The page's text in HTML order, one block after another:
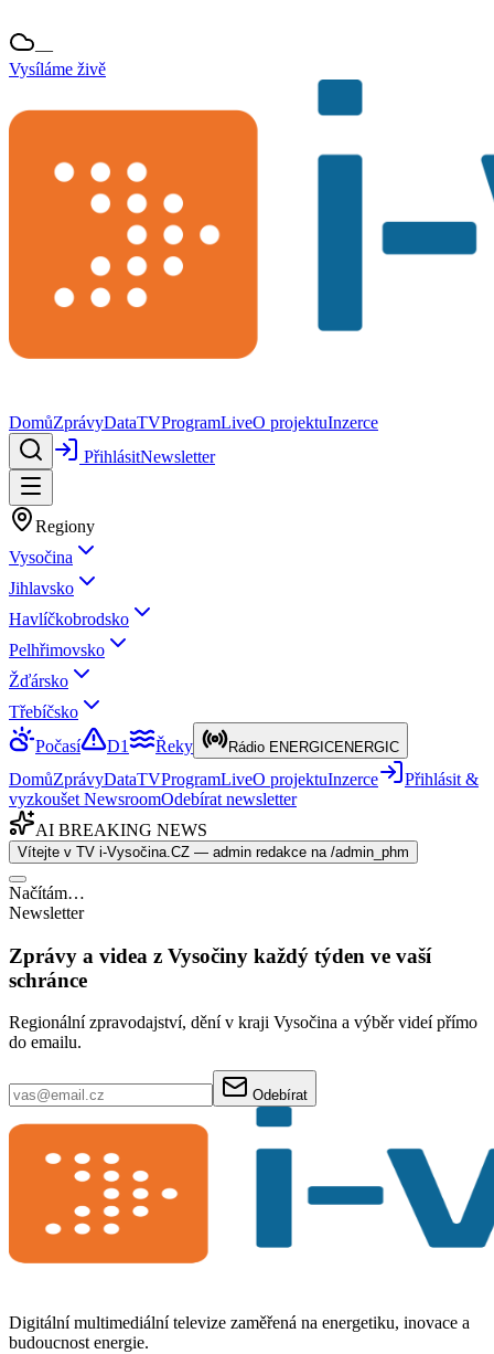
—
Vysíláme živě
DomůZprávyDataTVProgramLiveO projektuInzerce
PřihlásitNewsletter
Regiony
Vysočina
Jihlavsko
Havlíčkobrodsko
Pelhřimovsko
Žďársko
Třebíčsko
Počasí
D1 Řeky Rádio ENERGICENERGIC
DomůZprávyDataTVProgramLiveO projektuInzerce
Přihlásit &
vyzkoušet NewsroomOdebírat newsletter
AI BREAKING NEWS
Vítejte v TV i-Vysočina.CZ — admin redakce na /admin_phm
Načítám…
Newsletter
Zprávy a videa z Vysočiny každý týden ve vaší
schránce
Regionální zpravodajství, dění v kraji Vysočina a výběr videí přímo
do emailu.
Odebírat
Digitální multimediální televize zaměřená na energetiku, inovace a
budoucnost energie.